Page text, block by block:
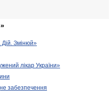
Дій. Змінюй»
лікар України»
забезпечення